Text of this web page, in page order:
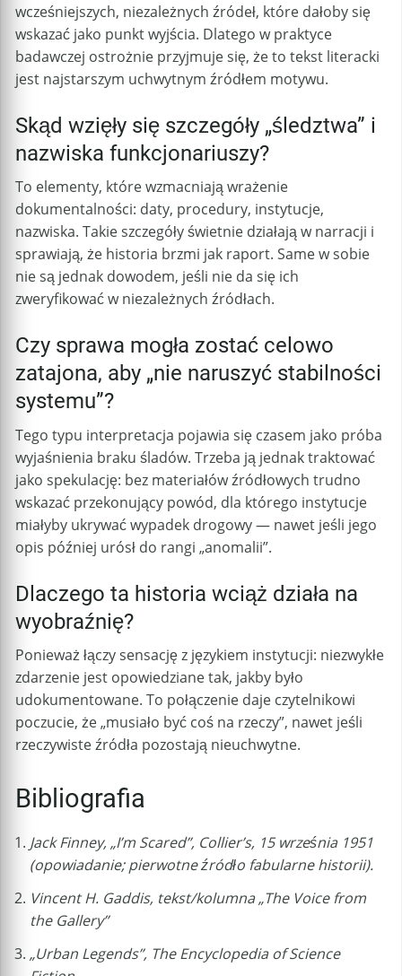
wcześniejszych, niezależnych źródeł, które dałoby się
wskazać jako punkt wyjścia. Dlatego w praktyce
badawczej ostrożnie przyjmuje się, że to tekst literacki
jest najstarszym uchwytnym źródłem motywu.
Skąd wzięły się szczegóły „śledztwa” i
nazwiska funkcjonariuszy?
To elementy, które wzmacniają wrażenie
dokumentalności: daty, procedury, instytucje,
nazwiska. Takie szczegóły świetnie działają w narracji i
sprawiają, że historia brzmi jak raport. Same w sobie
nie są jednak dowodem, jeśli nie da się ich
zweryfikować w niezależnych źródłach.
Czy sprawa mogła zostać celowo
zatajona, aby „nie naruszyć stabilności
systemu”?
Tego typu interpretacja pojawia się czasem jako próba
wyjaśnienia braku śladów. Trzeba ją jednak traktować
jako spekulację: bez materiałów źródłowych trudno
wskazać przekonujący powód, dla którego instytucje
miałyby ukrywać wypadek drogowy — nawet jeśli jego
opis później urósł do rangi „anomalii”.
Dlaczego ta historia wciąż działa na
wyobraźnię?
Ponieważ łączy sensację z językiem instytucji: niezwykłe
zdarzenie jest opowiedziane tak, jakby było
udokumentowane. To połączenie daje czytelnikowi
poczucie, że „musiało być coś na rzeczy”, nawet jeśli
rzeczywiste źródła pozostają nieuchwytne.
Bibliografia
Jack Finney, „I’m Scared”, Collier’s, 15 września 1951
(opowiadanie; pierwotne źródło fabularne historii).
Vincent H. Gaddis, tekst/kolumna „The Voice from
the Gallery”
„Urban Legends”, The Encyclopedia of Science